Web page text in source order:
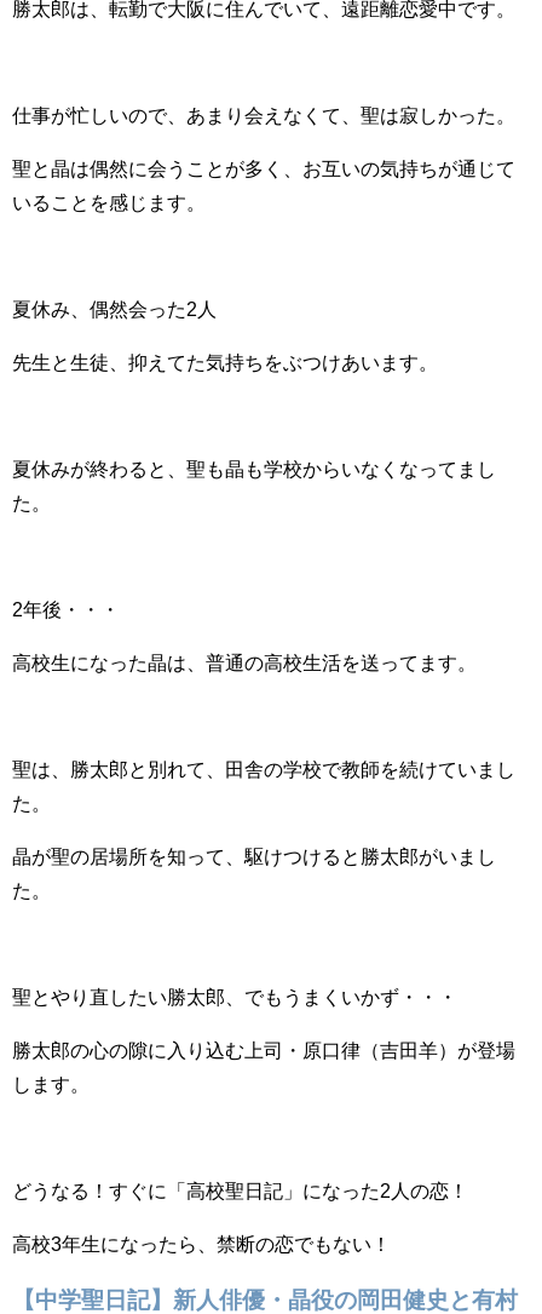
勝太郎は、転勤で大阪に住んでいて、遠距離恋愛中です。
仕事が忙しいので、あまり会えなくて、聖は寂しかった。
聖と晶は偶然に会うことが多く、お互いの気持ちが通じて
いることを感じます。
夏休み、偶然会った2人
先生と生徒、抑えてた気持ちをぶつけあいます。
夏休みが終わると、聖も晶も学校からいなくなってまし
た。
2年後・・・
高校生になった晶は、普通の高校生活を送ってます。
聖は、勝太郎と別れて、田舎の学校で教師を続けていまし
た。
晶が聖の居場所を知って、駆けつけると勝太郎がいまし
た。
聖とやり直したい勝太郎、でもうまくいかず・・・
勝太郎の心の隙に入り込む上司・原口律（吉田羊）が登場
します。
どうなる！すぐに「高校聖日記」になった2人の恋！
高校3年生になったら、禁断の恋でもない！
【中学聖日記】新人俳優・晶役の岡田健史と有村